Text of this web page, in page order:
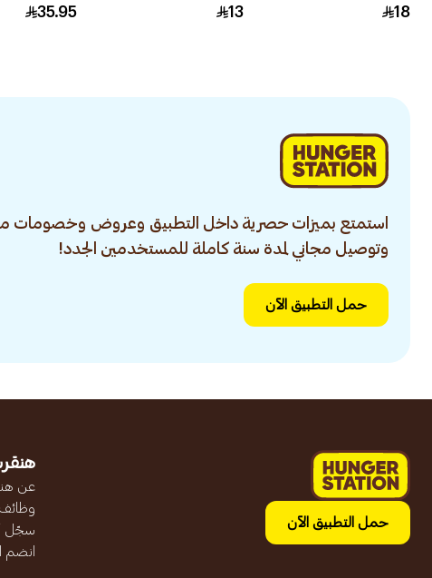
18
13
35.95
استمتع بميزات حصرية داخل التطبيق وعروض وخصومات
وتوصيل مجاني لمدة سنة كاملة للمستخدمين الجدد!
حمل التطبيق الآن
حمل التطبيق الآن
عن
وظائف
سجّل
انضم